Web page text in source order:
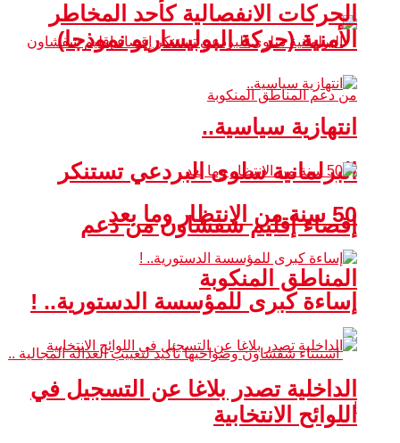
البرلمانية سلوى البردعي تستنكر
إقصاء إقليم شفشاون من دعم
المناطق المنكوبة
الحركات الانفصالية كأحد المخاطر
الأمنية (حركة البوليساريو نموذجا)
انتهازية سياسية..
50 سنة من الانتظار وما بعد
إساءة كبرى للمؤسسة الدستورية.. !
الداخلية تصدر بلاغا عن التسجيل في
اللوائح الانتخابية